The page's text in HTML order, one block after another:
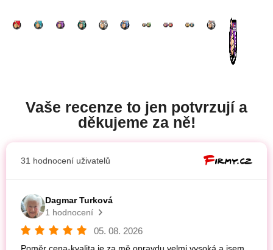
Vaše recenze to jen potvrzují a
děkujeme za ně!